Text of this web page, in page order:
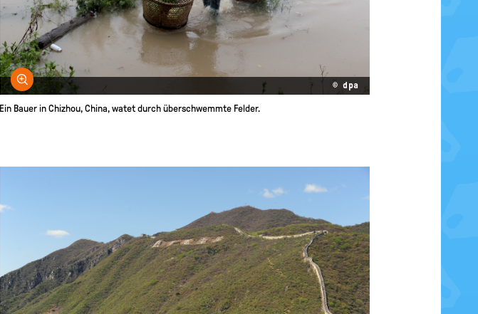
Bild vergrößern
© dpa
Ein Bauer in Chizhou, China, watet durch überschwemmte Felder.